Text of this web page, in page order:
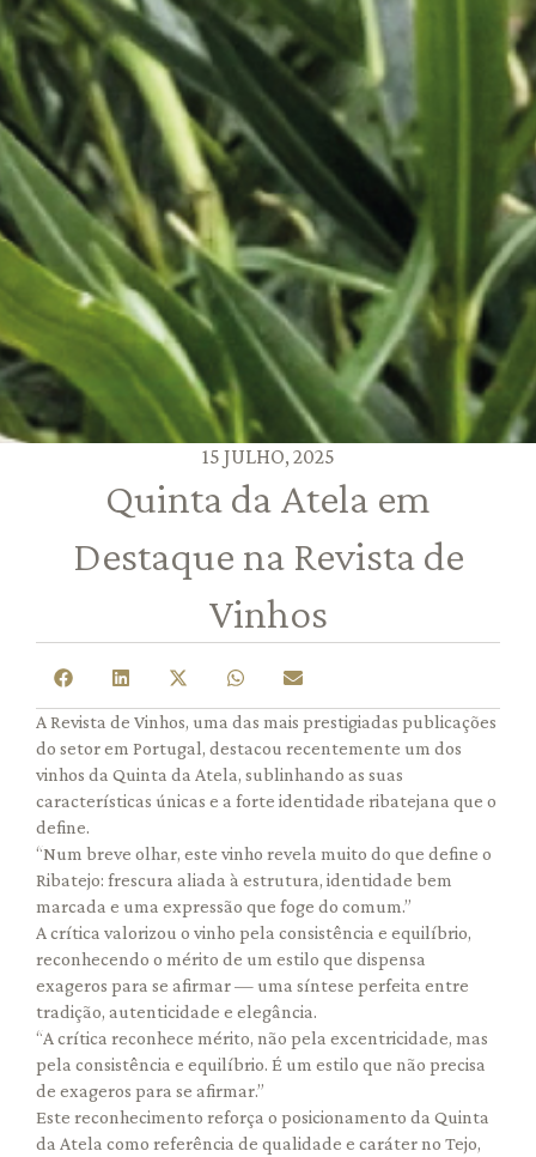
15 JULHO, 2025
Quinta da Atela em
Destaque na Revista de
Vinhos
A Revista de Vinhos, uma das mais prestigiadas publicações
do setor em Portugal, destacou recentemente um dos
vinhos da Quinta da Atela, sublinhando as suas
características únicas e a forte identidade ribatejana que o
define.
“Num breve olhar, este vinho revela muito do que define o
Ribatejo: frescura aliada à estrutura, identidade bem
marcada e uma expressão que foge do comum.”
A crítica valorizou o vinho pela consistência e equilíbrio,
reconhecendo o mérito de um estilo que dispensa
exageros para se afirmar — uma síntese perfeita entre
tradição, autenticidade e elegância.
“A crítica reconhece mérito, não pela excentricidade, mas
pela consistência e equilíbrio. É um estilo que não precisa
de exageros para se afirmar.”
Este reconhecimento reforça o posicionamento da Quinta
da Atela como referência de qualidade e caráter no Tejo,